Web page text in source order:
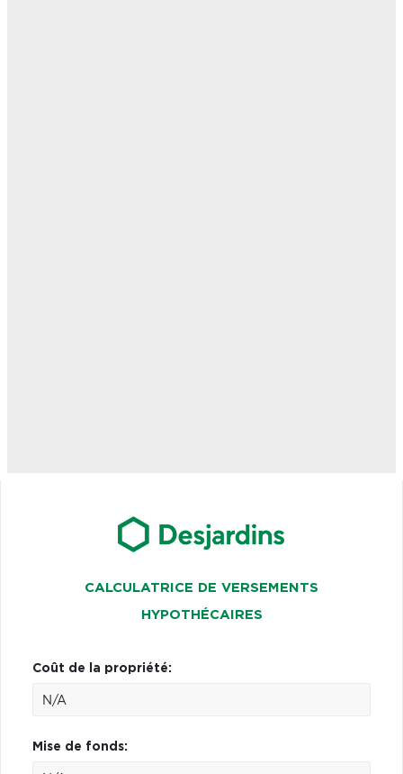
CALCULATRICE DE VERSEMENTS
HYPOTHÉCAIRES
Coût de la propriété:
Mise de fonds: